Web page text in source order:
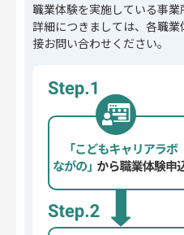
職業体験を実施している事業
詳細につきましては、各職
接お問い合わせください。